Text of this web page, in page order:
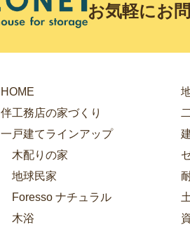
お気軽にお
HOME
伴工務店の家づくり
一戸建てラインアップ
木配りの家
地球民家
Foresso ナチュラル
木浴